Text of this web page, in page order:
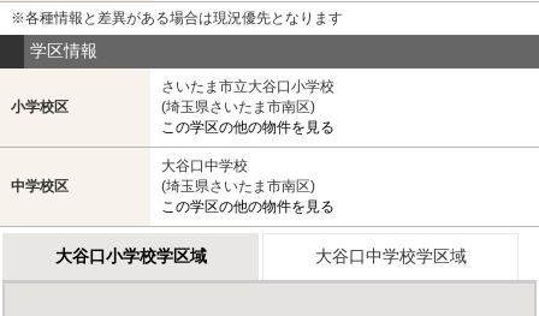
※各種情報と差異がある場合は現況優先となります
学区情報
小学校区
さいたま市立大谷口小学校
(埼玉県さいたま市南区)
この学区の他の物件を見る
中学校区
大谷口中学校
(埼玉県さいたま市南区)
この学区の他の物件を見る
大谷口小学校学区域 大谷口中学校学区域